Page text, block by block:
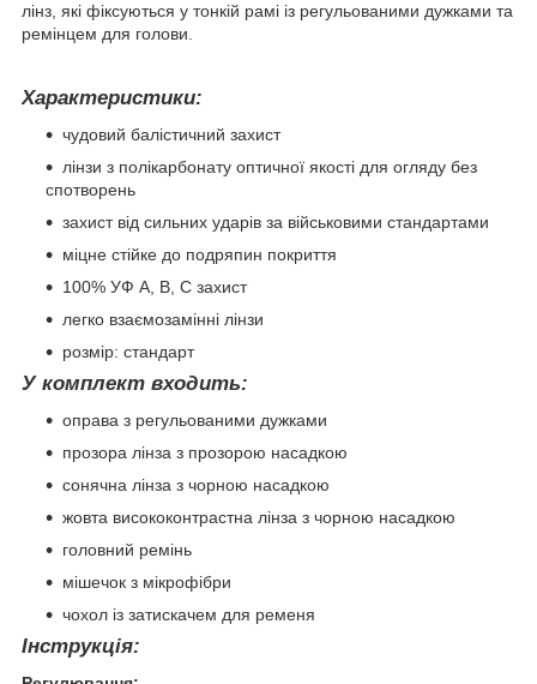
лінз, які фіксуються у тонкій рамі із регульованими дужками та
ремінцем для голови.
Характеристики:
чудовий балістичний захист
лінзи з полікарбонату оптичної якості для огляду без
спотворень
захист від сильних ударів за військовими стандартами
міцне стійке до подряпин покриття
100% УФ А, B, C захист
легко взаємозамінні лінзи
розмір: стандарт
У комплект входить:
оправа з регульованими дужками
прозора лінза з прозорою насадкою
сонячна лінза з чорною насадкою
жовта висококонтрастна лінза з чорною насадкою
головний ремінь
мішечок з мікрофібри
чохол із затискачем для ременя
Інструкція: